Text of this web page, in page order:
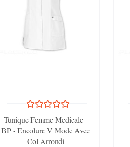
Tunique Femme Medicale -
BP - Encolure V Mode Avec
Col Arrondi